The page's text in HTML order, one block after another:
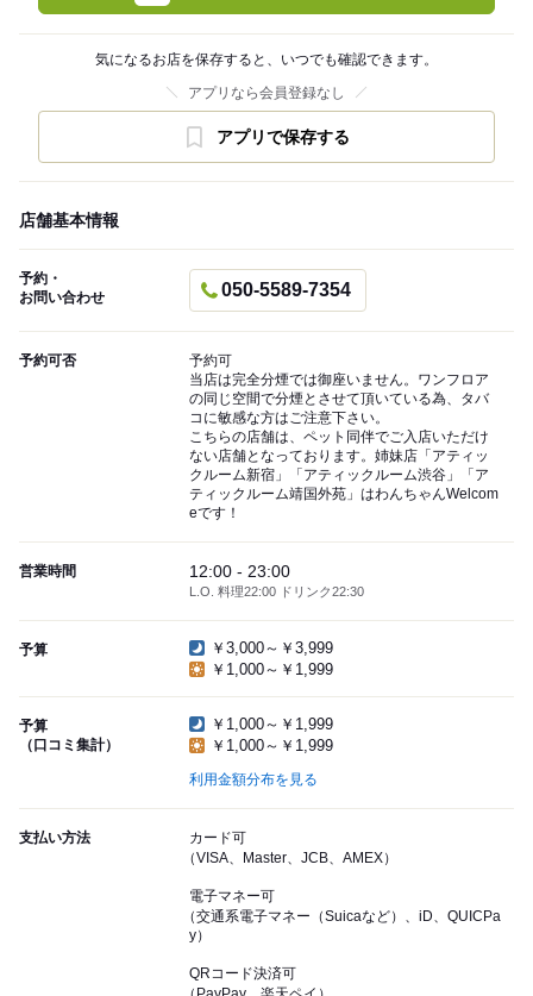
気になるお店を保存すると、いつでも確認できます。
アプリなら会員登録なし
アプリで保存する
店舗基本情報
予約・
お問い合わせ
050-5589-7354
予約可否
予約可
当店は完全分煙では御座いません。ワンフロア
の同じ空間で分煙とさせて頂いている為、タバ
コに敏感な方はご注意下さい。
こちらの店舗は、ペット同伴でご入店いただけ
ない店舗となっております。姉妹店「アティッ
クルーム新宿」「アティックルーム渋谷」「ア
ティックルーム靖国外苑」はわんちゃんWelcom
eです！
営業時間 12:00 - 23:00
L.O. 料理22:00 ドリンク22:30
予算
￥3,000～￥3,999
￥1,000～￥1,999
予算
（口コミ集計）
￥1,000～￥1,999
￥1,000～￥1,999
利用金額分布を見る
支払い方法
カード可
（VISA、Master、JCB、AMEX）
電子マネー可
（交通系電子マネー（Suicaなど）、iD、QUICPa
y）
QRコード決済可